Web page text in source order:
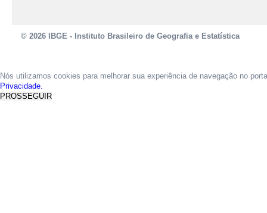
© 2026 IBGE - Instituto Brasileiro de Geografia e Estatística
Nós utilizamos cookies para melhorar sua experiência de navegação no
Privacidade.
PROSSEGUIR